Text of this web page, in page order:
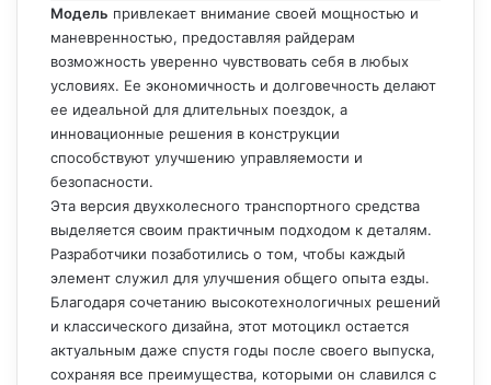
Модель привлекает внимание своей мощностью и
маневренностью, предоставляя райдерам
возможность уверенно чувствовать себя в любых
условиях. Ее экономичность и долговечность делают
ее идеальной для длительных поездок, а
инновационные решения в конструкции
способствуют улучшению управляемости и
безопасности.
Эта версия двухколесного транспортного средства
выделяется своим практичным подходом к деталям.
Разработчики позаботились о том, чтобы каждый
элемент служил для улучшения общего опыта езды.
Благодаря сочетанию высокотехнологичных решений
и классического дизайна, этот мотоцикл остается
актуальным даже спустя годы после своего выпуска,
сохраняя все преимущества, которыми он славился с